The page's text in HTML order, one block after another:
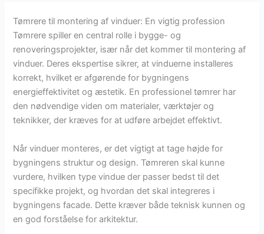
Tømrere til montering af vinduer: En vigtig profession
Tømrere spiller en central rolle i bygge- og
renoveringsprojekter, især når det kommer til montering af
vinduer. Deres ekspertise sikrer, at vinduerne installeres
korrekt, hvilket er afgørende for bygningens
energieffektivitet og æstetik. En professionel tømrer har
den nødvendige viden om materialer, værktøjer og
teknikker, der kræves for at udføre arbejdet effektivt.
Når vinduer monteres, er det vigtigt at tage højde for
bygningens struktur og design. Tømreren skal kunne
vurdere, hvilken type vindue der passer bedst til det
specifikke projekt, og hvordan det skal integreres i
bygningens facade. Dette kræver både teknisk kunnen og
en god forståelse for arkitektur.